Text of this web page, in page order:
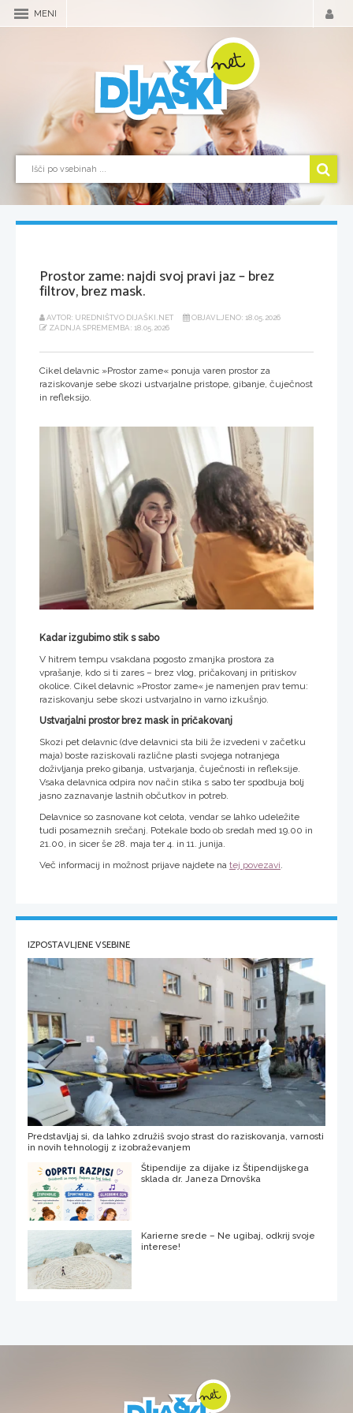
MENI
Prostor zame: najdi svoj pravi jaz – brez
filtrov, brez mask.
AVTOR: UREDNIŠTVO DIJAŠKI.NET
OBJAVLJENO: 18.05.2026
ZADNJA SPREMEMBA: 18.05.2026
Cikel delavnic »Prostor zame« ponuja varen prostor za
raziskovanje sebe skozi ustvarjalne pristope, gibanje, čuječnost
in refleksijo.
Kadar izgubimo stik s sabo
V hitrem tempu vsakdana pogosto zmanjka prostora za
vprašanje, kdo si ti zares – brez vlog, pričakovanj in pritiskov
okolice. Cikel delavnic »Prostor zame« je namenjen prav temu:
raziskovanju sebe skozi ustvarjalno in varno izkušnjo.
Ustvarjalni prostor brez mask in pričakovanj
Skozi pet delavnic (dve delavnici sta bili že izvedeni v začetku
maja) boste raziskovali različne plasti svojega notranjega
doživljanja preko gibanja, ustvarjanja, čuječnosti in refleksije.
Vsaka delavnica odpira nov način stika s sabo ter spodbuja bolj
jasno zaznavanje lastnih občutkov in potreb.
Delavnice so zasnovane kot celota, vendar se lahko udeležite
tudi posameznih srečanj. Potekale bodo ob sredah med 19.00 in
21.00, in sicer še 28. maja ter 4. in 11. junija.
Več informacij in možnost prijave najdete na tej povezavi.
IZPOSTAVLJENE VSEBINE
Predstavljaj si, da lahko združiš svojo strast do raziskovanja, varnosti
in novih tehnologij z izobraževanjem
Štipendije za dijake iz Štipendijskega
sklada dr. Janeza Drnovška
Karierne srede – Ne ugibaj, odkrij svoje
interese!